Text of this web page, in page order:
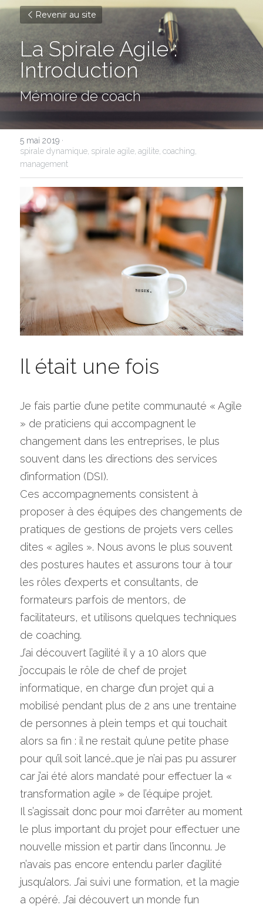
Revenir au site
La Spirale Agile :
Introduction
Mémoire de coach
5 mai 2019 ·
spirale dynamique, spirale agile, agilite, coaching,
management
Il était une fois
Je fais partie d’une petite communauté « Agile
» de praticiens qui accompagnent le
changement dans les entreprises, le plus
souvent dans les directions des services
d’information (DSI).
Ces accompagnements consistent à
proposer à des équipes des changements de
pratiques de gestions de projets vers celles
dites « agiles ». Nous avons le plus souvent
des postures hautes et assurons tour à tour
les rôles d’experts et consultants, de
formateurs parfois de mentors, de
facilitateurs, et utilisons quelques techniques
de coaching.
J’ai découvert l’agilité il y a 10 alors que
j’occupais le rôle de chef de projet
informatique, en charge d’un projet qui a
mobilisé pendant plus de 2 ans une trentaine
de personnes à plein temps et qui touchait
alors sa fin : il ne restait qu’une petite phase
pour qu’il soit lancé…que je n’ai pas pu assurer
car j’ai été alors mandaté pour effectuer la «
transformation agile » de l’équipe projet.
Il s’agissait donc pour moi d’arrêter au moment
le plus important du projet pour effectuer une
nouvelle mission et partir dans l’inconnu. Je
n’avais pas encore entendu parler d’agilité
jusqu’alors. J’ai suivi une formation, et la magie
a opéré. J’ai découvert un monde fun